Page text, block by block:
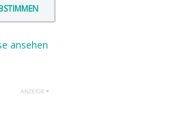
ansehen